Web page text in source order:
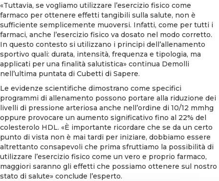
«Tuttavia, se vogliamo utilizzare l’esercizio fisico come
farmaco per ottenere effetti tangibili sulla salute, non è
sufficiente semplicemente muoversi. Infatti, come per tutti i
farmaci, anche l’esercizio fisico va dosato nel modo corretto.
In questo contesto si utilizzano i principi dell’allenamento
sportivo quali: durata, intensità, frequenza e tipologia, ma
applicati per una finalità salutistica» continua Demolli
nell’ultima puntata di Cubetti di Sapere.
Le evidenze scientifiche dimostrano come specifici
programmi di allenamento possono portare alla riduzione dei
livelli di pressione arteriosa anche nell’ordine di 10/12 mmhg
oppure provocare un aumento significativo fino al 22% del
colesterolo HDL. «È importante ricordare che se da un certo
punto di vista non è mai tardi per iniziare, dobbiamo essere
altrettanto consapevoli che prima sfruttiamo la possibilità di
utilizzare l’esercizio fisico come un vero e proprio farmaco,
maggiori saranno gli effetti che possiamo ottenere sul nostro
stato di salute» conclude l’esperto.